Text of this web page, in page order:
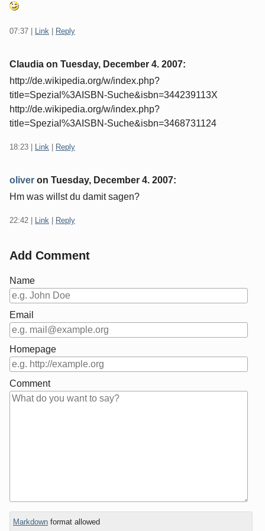
07:37 Link Reply
Claudia on Tuesday, December 4. 2007:
http://de.wikipedia.org/w/index.php?
title=Spezial%3AISBN-Suche&isbn=344239113X
http://de.wikipedia.org/w/index.php?
title=Spezial%3AISBN-Suche&isbn=3468731124
18:23 Link Reply
oliver on Tuesday, December 4. 2007:
Hm was willst du damit sagen?
22:42 Link Reply
Add Comment
Name
Email
Homepage
Comment
InWhat
Markdownformat allowed